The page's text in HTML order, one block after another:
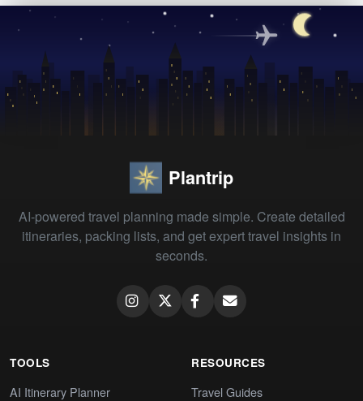
Plantrip
AI-powered travel planning made simple. Create detailed
itineraries, packing lists, and get expert travel insights in
seconds.
TOOLS
AI Itinerary Planner
RESOURCES
Travel Guides